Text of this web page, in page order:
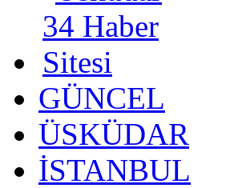
GÜNCEL
ÜSKÜDAR
İSTANBUL